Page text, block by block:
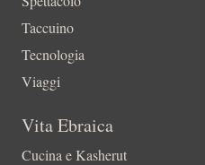
Taccuino
Tecnologia
Viaggi
Vita Ebraica
Cucina e Kasherut